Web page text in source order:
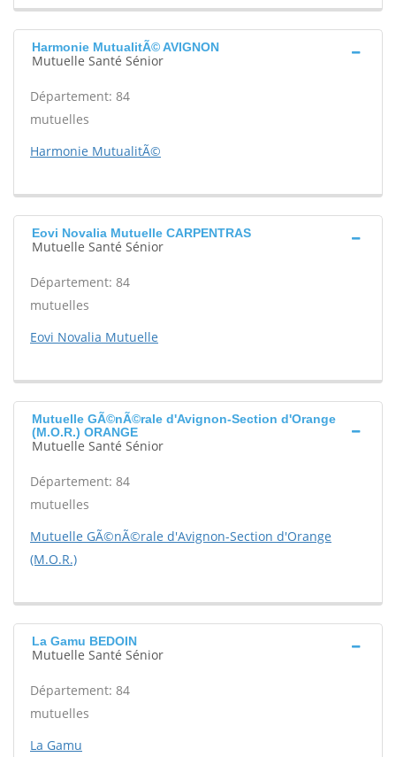
Harmonie MutualitÃ© AVIGNON
Mutuelle Santé Sénior
Département: 84
mutuelles
Harmonie MutualitÃ©
Eovi Novalia Mutuelle CARPENTRAS
Mutuelle Santé Sénior
Département: 84
mutuelles
Eovi Novalia Mutuelle
Mutuelle GÃ©nÃ©rale d'Avignon-Section d'Orange
(M.O.R.) ORANGE
Mutuelle Santé Sénior
Département: 84
mutuelles
Mutuelle GÃ©nÃ©rale d'Avignon-Section d'Orange
(M.O.R.)
La Gamu BEDOIN
Mutuelle Santé Sénior
Département: 84
mutuelles
La Gamu